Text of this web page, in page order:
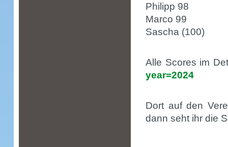
Philipp 98
Marco 99
Sascha (100)
Alle Scores im
year=2024
Dort auf den
dann seht ihr die